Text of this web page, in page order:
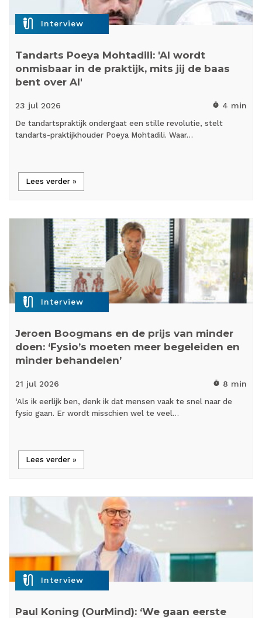
mic_external_on Interview
Tandarts Poeya Mohtadili: 'AI wordt
onmisbaar in de praktijk, mits jij de baas
bent over AI'
23 jul 2026 timer 4 min
De tandartspraktijk ondergaat een stille revolutie, stelt
tandarts-praktijkhouder Poeya Mohtadili. Waar…
Lees verder »
mic_external_on Interview
Jeroen Boogmans en de prijs van minder
doen: ‘Fysio’s moeten meer begeleiden en
minder behandelen’
21 jul 2026 timer 8 min
‘Als ik eerlijk ben, denk ik dat mensen vaak te snel naar de
fysio gaan. Er wordt misschien wel te veel…
Lees verder »
mic_external_on Interview
Paul Koning (OurMind): ‘We gaan eerste